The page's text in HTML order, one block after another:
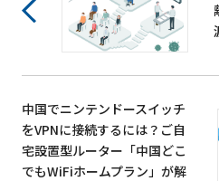
中国でニンテンドースイッチ
をVPNに接続するには？ご自
宅設置型ルーター「中国どこ
でもWiFiホームプラン」が解